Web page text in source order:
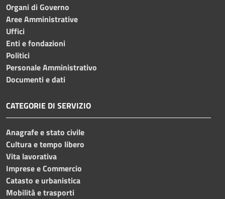
Organi di Governo
Aree Amministrative
Uffici
Enti e fondazioni
Politici
Personale Amministrativo
Documenti e dati
CATEGORIE DI SERVIZIO
Anagrafe e stato civile
Cultura e tempo libero
Vita lavorativa
Imprese e Commercio
Catasto e urbanistica
Mobilità e trasporti